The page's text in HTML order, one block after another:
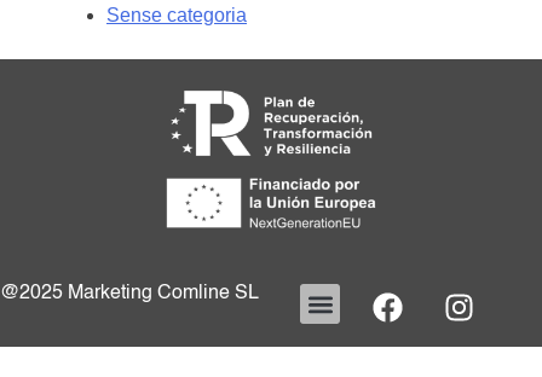
Sense categoria
@2025 Marketing Comline SL